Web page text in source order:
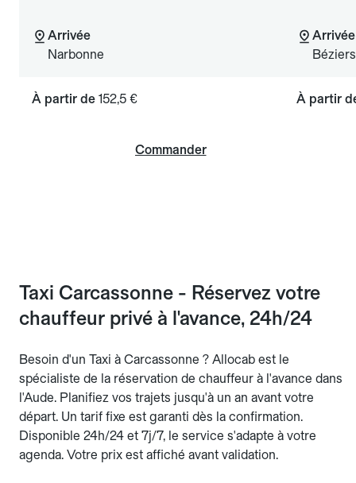
Arrivée
Narbonne
À partir de 152,5 €
Commander
Arrivée
Béziers
À partir
Taxi Carcassonne - Réservez votre
chauffeur privé à l'avance, 24h/24
Besoin d'un Taxi à Carcassonne ? Allocab est le
spécialiste de la réservation de chauffeur à l'avance dans
l'Aude. Planifiez vos trajets jusqu'à un an avant votre
départ. Un tarif fixe est garanti dès la confirmation.
Disponible 24h/24 et 7j/7, le service s'adapte à votre
agenda. Votre prix est affiché avant validation.